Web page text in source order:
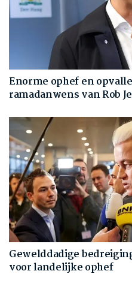
Enorme ophef en
ramadanwens van Rob
Gewelddadige
voor landelijke ophef